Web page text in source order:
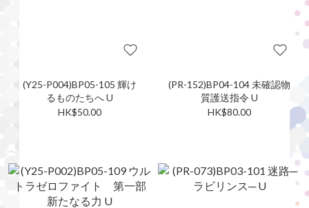
(Y25-P004)BP05-105 輝け
るものたちへ U
HK$50.00
(PR-152)BP04-104 未確認物
質護送指令 U
HK$80.00